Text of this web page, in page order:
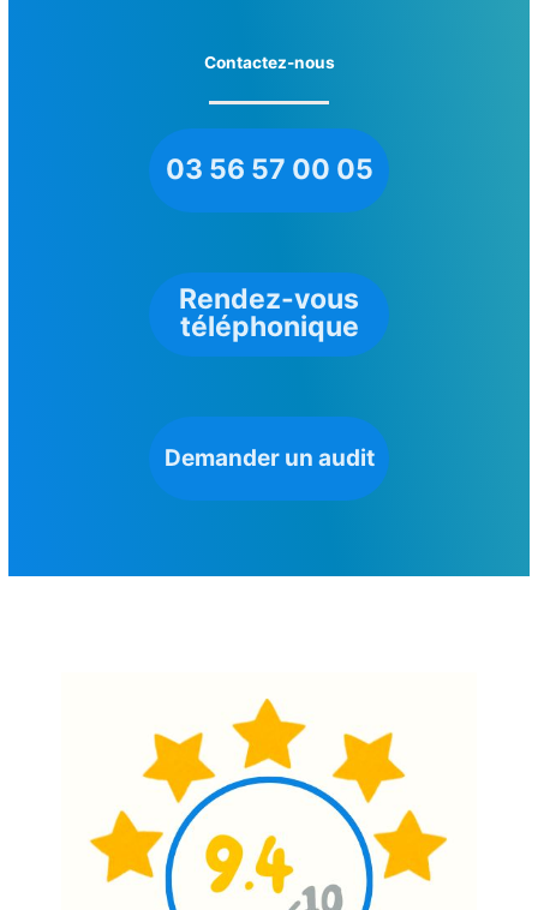
Contactez-nous
03 56 57 00 05
Rendez-vous
téléphonique
Demander un audit